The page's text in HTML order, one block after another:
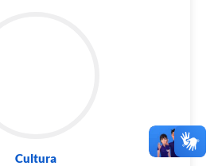
Cultura